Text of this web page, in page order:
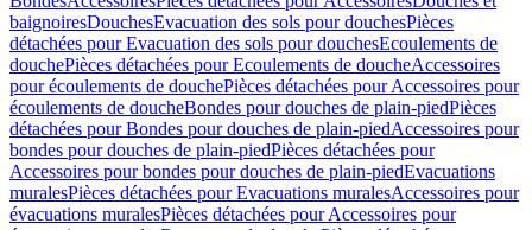
baignoiresDouchesEvacuation des sols pour douchesPièces
détachées pour Evacuation des sols pour douchesEcoulements de
douchePièces détachées pour Ecoulements de doucheAccessoires
pour écoulements de douchePièces détachées pour Accessoires pour
écoulements de doucheBondes pour douches de plain-piedPièces
détachées pour Bondes pour douches de plain-piedAccessoires pour
bondes pour douches de plain-piedPièces détachées pour
Accessoires pour bondes pour douches de plain-piedEvacuations
muralesPièces détachées pour Evacuations muralesAccessoires pour
évacuations muralesPièces détachées pour Accessoires pour